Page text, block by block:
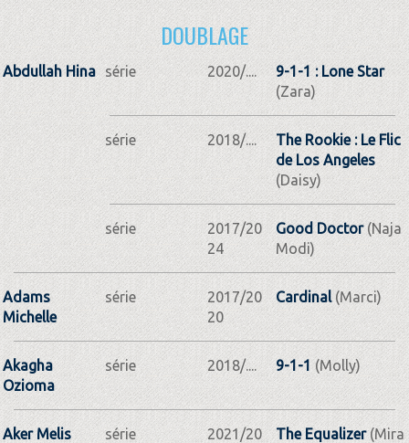
DOUBLAGE
Abdullah Hina série 2020/....
9-1-1 : Lone Star
(Zara)
série 2018/....
The Rookie : Le Flic
de Los Angeles
(Daisy)
série
2017/20
24
Good Doctor(Naja
Modi)
Adams
Michelle
série
2017/20
20
Cardinal(Marci)
Akagha
Ozioma
série 2018/.... 9-1-1(Molly)
Aker Melis série
2021/20
The Equalizer(Mira